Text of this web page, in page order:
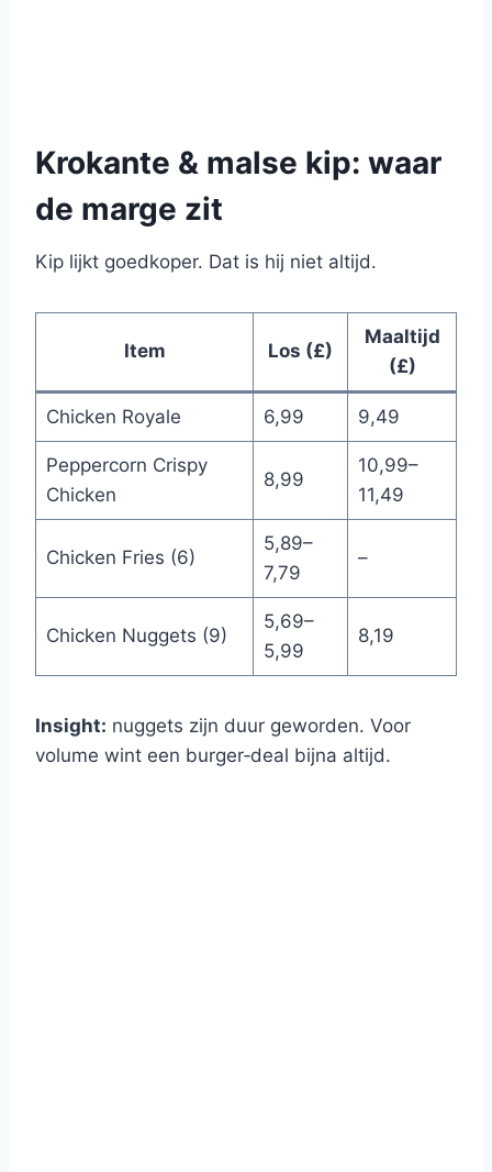
Krokante & malse kip: waar
de marge zit
Kip lijkt goedkoper. Dat is hij niet altijd.
Item Los (£)
Maaltijd
(£)
Chicken Royale 6,99 9,49
Peppercorn Crispy
Chicken
8,99
10,99–
11,49
Chicken Fries (6)
5,89–
7,79
–
Chicken Nuggets (9)
5,69–
5,99
8,19
Insight: nuggets zijn duur geworden. Voor
volume wint een burger‑deal bijna altijd.